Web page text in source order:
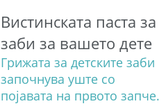
Вистинската паста за
заби за вашето дете
Грижата за детските заби
започнува уште со
појавата на првото запче.